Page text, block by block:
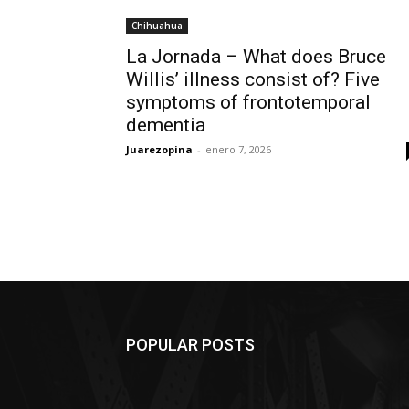
Chihuahua
La Jornada – What does Bruce
Willis’ illness consist of? Five
symptoms of frontotemporal
dementia
Juarezopina - enero 7, 2026
POPULAR POSTS